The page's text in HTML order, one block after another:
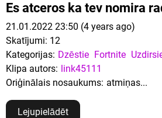
Es atceros ka tev nomira
21.01.2022 23:50 (4 years ago)
Skatījumi: 12
Kategorijas: Dzēstie Fortnite
Klipa autors: link45111
Oriģinālais nosaukums: atmiņas...
Lejupielādēt